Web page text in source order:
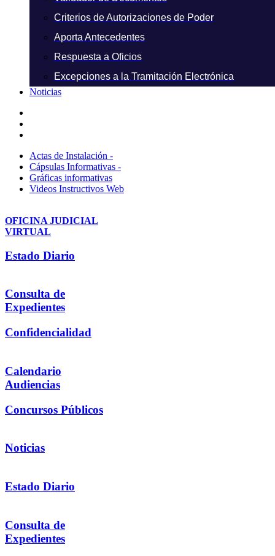
Criterios de Autorizaciones de Poder
Aporta Antecedentes
Respuesta a Oficios
Excepciones a la Tramitación Electrónica
Noticias
Actas de Instalación -
Cápsulas Informativas -
Gráficas informativas
Videos Instructivos Web
OFICINA JUDICIAL
VIRTUAL
Estado Diario
Consulta de
Expedientes
Confidencialidad
Calendario
Audiencias
Concursos Públicos
Noticias
Estado Diario
Consulta de
Expedientes